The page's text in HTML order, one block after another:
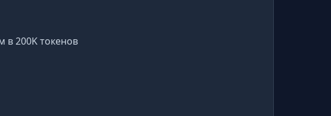
в 200K токенов